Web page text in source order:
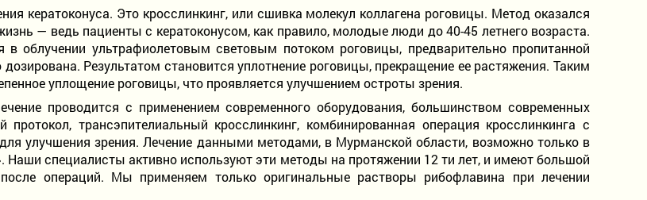
кератоконуса. Это кросслинкинг, или сшивка молекул коллагена роговицы. Метод оказался
— ведь пациенты с кератоконусом, как правило, молодые люди до 40-45 летнего возраста.
облучении ультрафиолетовым световым потоком роговицы, предварительно пропитанной
Результатом становится уплотнение роговицы, прекращение ее растяжения. Таким
уплощение роговицы, что проявляется улучшением остроты зрения.
проводится с применением современного оборудования, большинством современных
трансэпителиальный кросслинкинг, комбинированная операция кросслинкинга с
улучшения зрения. Лечение данными методами, в Мурманской области, возможно только в
Наши специалисты активно используют эти методы на протяжении 12 ти лет, и имеют большой
операций. Мы применяем только оригинальные растворы рибофлавина при лечении